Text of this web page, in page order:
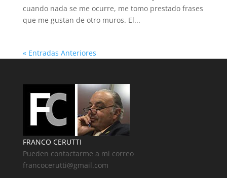
cuando nada se me ocurre, me tomo prestado frases
que me gustan de otro muros. El...
« Entradas Anteriores
FRANCO CERUTTI
Pueden contactarme a mi correo
francocerutti@gmail.com